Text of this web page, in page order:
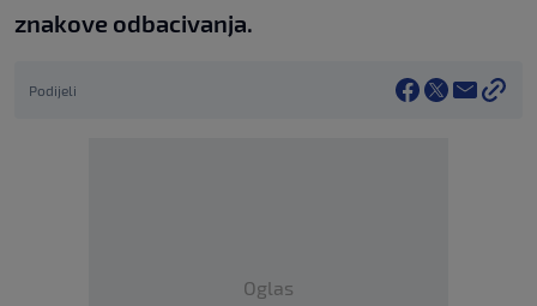
znakove odbacivanja.
Podijeli
Oglas